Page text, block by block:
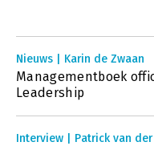
Nieuws | Karin de Zwaan
Managementboek
Leadership
Interview | Patrick van